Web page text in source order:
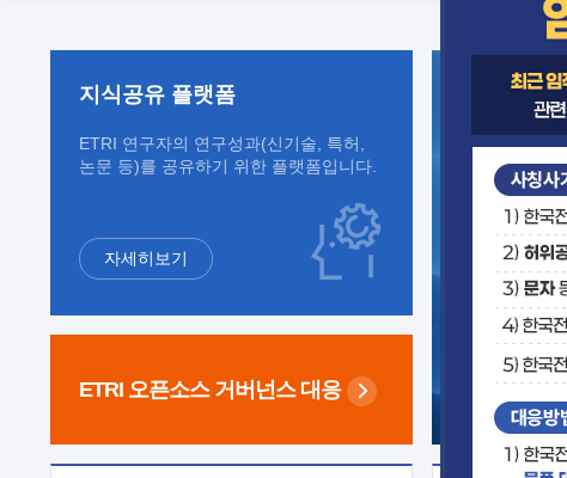
지식공유 플랫폼
ETRI 연구자의 연구성과(신기술, 특허,
논문 등)를 공유하기 위한 플랫폼입니다.
자세히보기
ETRI 오픈소스 거버넌스 대응